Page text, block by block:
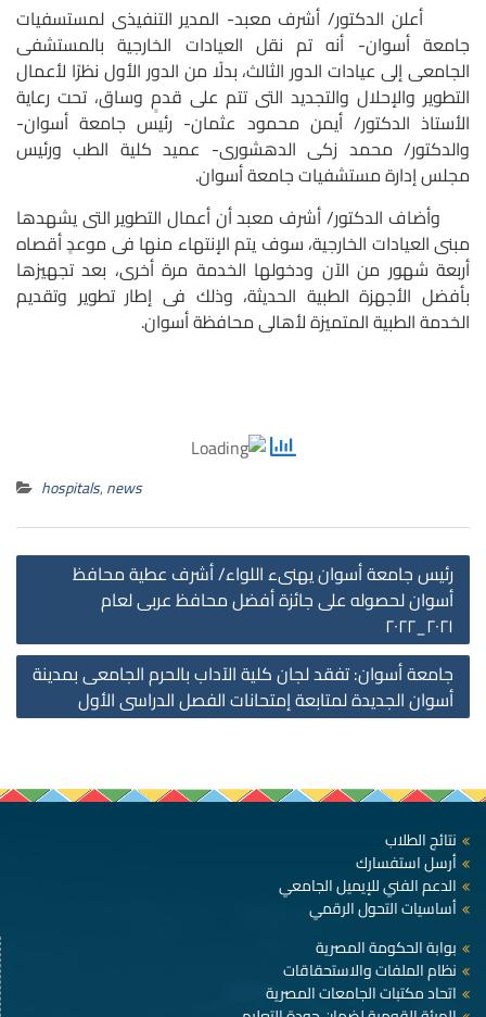
أعلن الدكتور/ أشرف معبد- المدير التنفيذى لمستسفيات
جامعة أسوان- أنه تم نقل العيادات الخارجية بالمستشفى
الجامعى إلى عيادات الدور الثالث، بدلًا من الدور الأول نظرًا لأعمال
التطوير والإحلال والتجديد التى تتم على قدمٍ وساق، تحت رعاية
الأستاذ الدكتور/ أيمن محمود عثمان- رئيس جامعة أسوان-
والدكتور/ محمد زكى الدهشورى- عميد كلية الطب ورئيس
مجلس إدارة مستشفيات جامعة أسوان.
وأضاف الدكتور/ أشرف معبد أن أعمال التطوير التى يشهدها
مبنى العيادات الخارجية، سوف يتم الإنتهاء منها فى موعدٍ أقصاه
أربعة شهور من الآن ودخولها الخدمة مرة أخرى، بعد تجهيزها
بأفضل الأجهزة الطبية الحديثة، وذلك فى إطار تطوير وتقديم
الخدمة الطبية المتميزة لأهالى محافظة أسوان.
hospitals,news
رئيس جامعة أسوان يهنىء اللواء/ أشرف عطية محافظ
أسوان لحصوله على جائزة أفضل محافظ عربى لعام
٢٠٢١_٢٠٢٢
جامعة أسوان: تفقد لجان كلية الآداب بالحرم الجامعى بمدينة
أسوان الجديدة لمتابعة إمتحانات الفصل الدراسى الأول
نتائج الطلاب
أرسل استفسارك
الدعم الفني للإيميل الجامعي
أساسيات التحول الرقمي
بوابة الحكومة المصرية
نظام الملفات والاستحقاقات
اتحاد مكتبات الجامعات المصرية